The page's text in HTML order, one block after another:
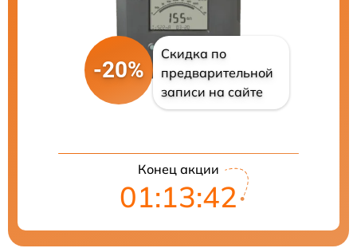
-20%
Скидка по
предварительной
записи на сайте
Конец акции
01:13:41